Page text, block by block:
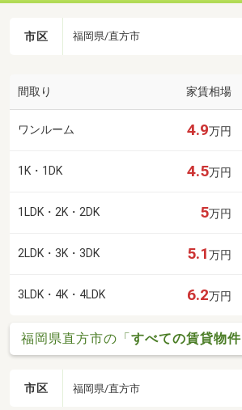
市区 福岡県/直方市
間取り 家賃相場
ワンルーム 4.9万円
1K・1DK 4.5万円
1LDK・2K・2DK 5万円
2LDK・3K・3DK 5.1万円
3LDK・4K・4LDK 6.2万円
福岡県直方市の「すべての賃貸物件
市区 福岡県/直方市